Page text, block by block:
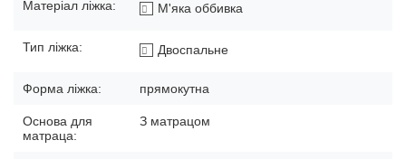
Матеріал ліжка: М'яка оббивка
Тип ліжка: Двоспальне
Форма ліжка: прямокутна
Основа для
матраца:
З матрацом